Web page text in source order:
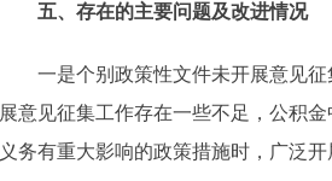
五、存在的主要问题及改进情况
一是个别政策性文件未开展意见征
展意见征集工作存在一些不足，公积
义务有重大影响的政策措施时，广泛